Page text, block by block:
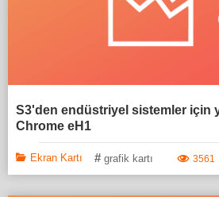
S3'den endüstriyel sistemler için
Chrome eH1
Ekran Kartı # grafik kartı 3561